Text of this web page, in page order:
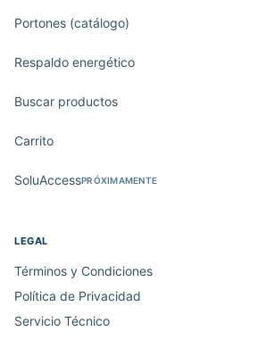
Portones (catálogo)
Respaldo energético
Buscar productos
Carrito
SoluAccessPRÓXIMAMENTE
LEGAL
Términos y Condiciones
Política de Privacidad
Servicio Técnico